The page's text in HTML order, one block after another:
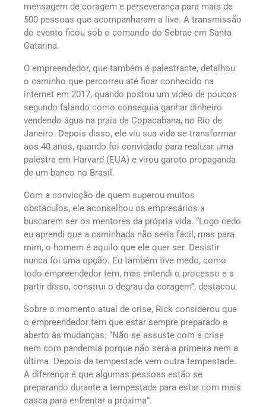
mensagem de coragem e perseverança para mais de
500 pessoas que acompanharam a live. A transmissão
do evento ficou sob o comando do Sebrae em Santa
Catarina.
O empreendedor, que também é palestrante, detalhou
o caminho que percorreu até ficar conhecido na
internet em 2017, quando postou um vídeo de poucos
segundo falando como conseguia ganhar dinheiro
vendendo água na praia de Copacabana, no Rio de
Janeiro. Depois disso, ele viu sua vida se transformar
aos 40 anos, quando foi convidado para realizar uma
palestra em Harvard (EUA) e virou garoto propaganda
de um banco no Brasil.
Com a convicção de quem superou muitos
obstáculos, ele aconselhou os empresários a
buscarem ser os mentores da própria vida. “Logo cedo
eu aprendi que a caminhada não seria fácil, mas para
mim, o homem é aquilo que ele quer ser. Desistir
nunca foi uma opção. Eu também tive medo, como
todo empreendedor tem, mas entendi o processo e a
partir disso, construi o degrau da coragem”, destacou.
Sobre o momento atual de crise, Rick considerou que
o empreendedor tem que estar sempre preparado e
aberto às mudanças: “Não se assuste com a crise
nem com pandemia porque não será a primeira nem a
última. Depois da tempestade vem outra tempestade.
A diferença é que algumas pessoas estão se
preparando durante a tempestade para estar com mais
casca para enfrentar a próxima”.